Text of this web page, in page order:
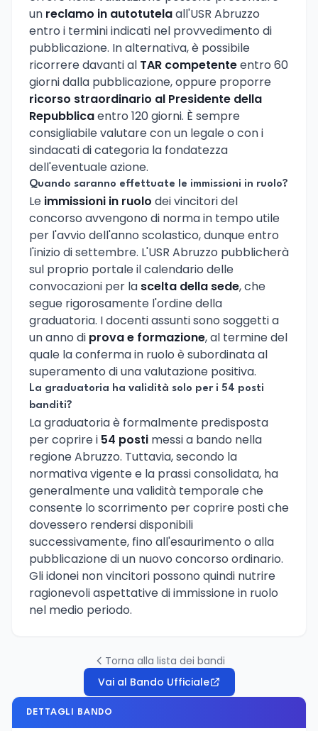
un reclamo in autotutelaall'USR Abruzzo
entro i termini indicati nel provvedimento di
pubblicazione. In alternativa, è possibile
ricorrere davanti al TAR competenteentro 60
giorni dalla pubblicazione, oppure proporre
ricorso straordinario al Presidente della
Repubblicaentro 120 giorni. È sempre
consigliabile valutare con un legale o con i
sindacati di categoria la fondatezza
dell'eventuale azione.
Quando saranno effettuate le immissioni in ruolo?
Le immissioni in ruolo dei vincitori del
concorso avvengono di norma in tempo utile
per l'avvio dell'anno scolastico, dunque entro
l'inizio di settembre. L'USR Abruzzo pubblicherà
sul proprio portale il calendario delle
convocazioni per la scelta della sede, che
segue rigorosamente l'ordine della
graduatoria. I docenti assunti sono soggetti a
un anno di prova e formazione, al termine del
quale la conferma in ruolo è subordinata al
superamento di una valutazione positiva.
La graduatoria ha validità solo per i 54 posti
banditi?
La graduatoria è formalmente predisposta
per coprire i 54 posti messi a bando nella
regione Abruzzo. Tuttavia, secondo la
normativa vigente e la prassi consolidata, ha
generalmente una validità temporale che
consente lo scorrimento per coprire posti che
dovessero rendersi disponibili
successivamente, fino all'esaurimento o alla
pubblicazione di un nuovo concorso ordinario.
Gli idonei non vincitori possono quindi nutrire
ragionevoli aspettative di immissione in ruolo
nel medio periodo.
Torna alla lista dei bandi
Vai al Bando Ufficiale
DETTAGLI BANDO